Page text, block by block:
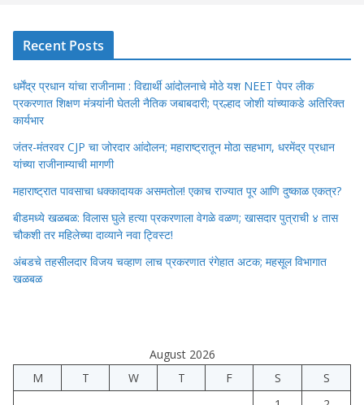
Recent Posts
धर्मेंद्र प्रधान यांचा राजीनामा : विद्यार्थी आंदोलनाचे मोठे यश NEET पेपर लीक
प्रकरणात शिक्षण मंत्र्यांनी घेतली नैतिक जबाबदारी; प्रल्हाद जोशी यांच्याकडे अतिरिक्त
कार्यभार
जंतर-मंतरवर CJP चा जोरदार आंदोलन; महाराष्ट्रातून मोठा सहभाग, धरमेंद्र प्रधान
यांच्या राजीनाम्याची मागणी
महाराष्ट्रात पावसाचा धक्कादायक असमतोल! एकाच राज्यात पूर आणि दुष्काळ एकत्र?
बीडमध्ये खळबळ: विलास घुले हत्या प्रकरणाला वेगळे वळण; खासदार पुत्राची ४ तास
चौकशी तर महिलेच्या दाव्याने नवा ट्विस्ट!
अंबडचे तहसीलदार विजय चव्हाण लाच प्रकरणात रंगेहात अटक; महसूल विभागात
खळबळ
August 2026
M
T W T F S
S